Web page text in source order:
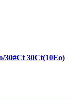
30#Ct 30Ct(10Eo)